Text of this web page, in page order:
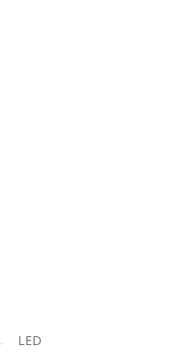
LED